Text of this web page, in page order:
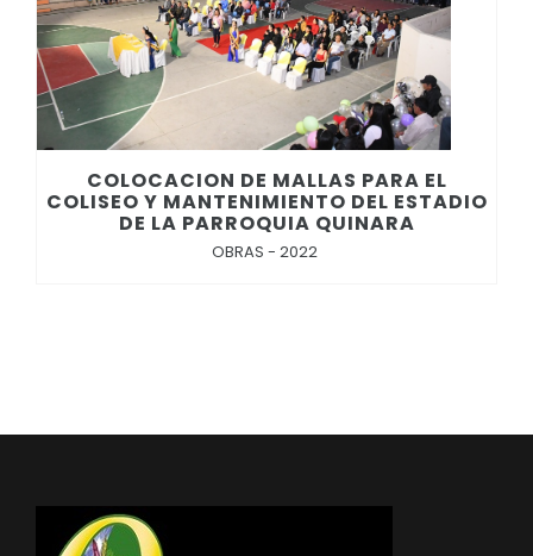
COLOCACION DE MALLAS PARA EL
COLISEO Y MANTENIMIENTO DEL ESTADIO
DE LA PARROQUIA QUINARA
OBRAS - 2022